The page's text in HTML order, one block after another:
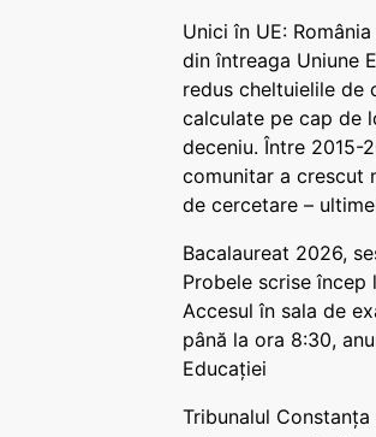
Unici în UE:
din întreaga Uniune
redus cheltuielile de
calculate pe cap de
deceniu. Între 2015-
comunitar a crescut
de cercetare –
Bacalaureat 2026,
Probele scrise încep
Accesul în sala de
până la ora 8:30,
Educației
Tribunalul Constanța